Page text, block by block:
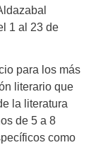
1 al 23 de
para los más
literario que
la literatura
de 5 a 8
como